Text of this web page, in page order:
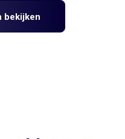
bekijken